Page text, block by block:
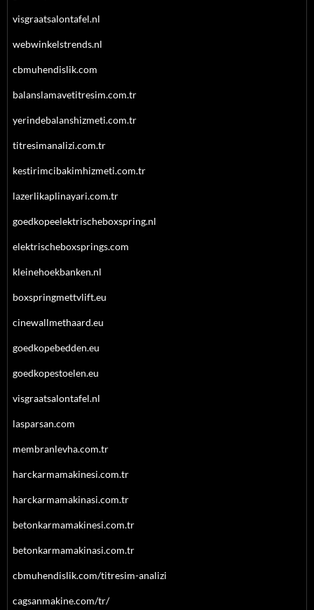
visgraatsalontafel.nl
webwinkelstrends.nl
cbmuhendislik.com
balanslamavetitresim.com.tr
yerindebalanshizmeti.com.tr
titresimanalizi.com.tr
kestirimcibakimhizmeti.com.tr
lazerlikaplinayari.com.tr
goedkopeelektrischeboxspring.nl
elektrischeboxsprings.com
kleinehoekbanken.nl
boxspringmettvlift.eu
cinewallmethaard.eu
goedkopebedden.eu
goedkopestoelen.eu
visgraatsalontafel.nl
lasparsan.com
membranlevha.com.tr
harckarmamakinesi.com.tr
harckarmamakinasi.com.tr
betonkarmamakinesi.com.tr
betonkarmamakinasi.com.tr
cbmuhendislik.com/titresim-analizi
cagsanmakine.com/tr/